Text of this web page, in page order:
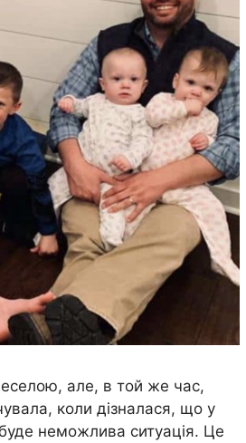
але, в той же час,
коли дізналася, що у
неможлива ситуація. Це